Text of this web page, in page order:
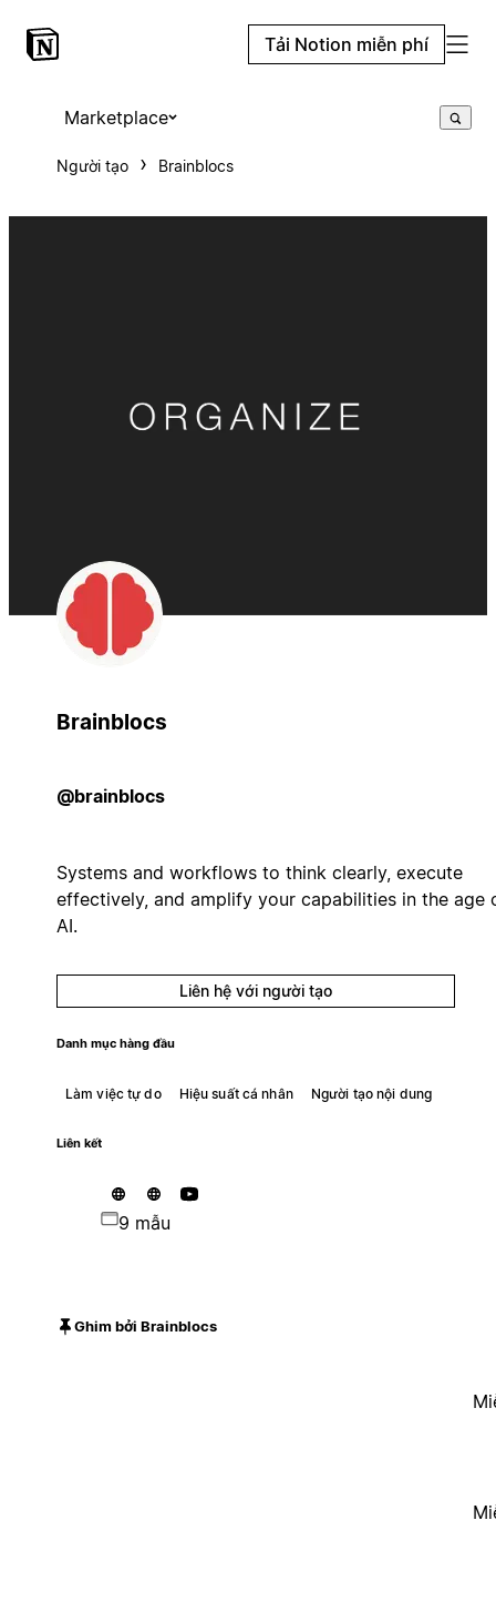
Tải Notion miễn phí
Marketplace
Người tạo Brainblocs
Brainblocs
@brainblocs
Systems and workflows to think clearly, execute
effectively, and amplify your capabilities in the age
AI.
Liên hệ với người tạo
Danh mục hàng đầu
Làm việc tự do Hiệu suất cá nhân Người tạo nội dung
Liên kết
9 mẫu
Ghim bởi Brainblocs